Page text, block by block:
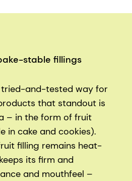
stable fillings
and-tested way for
that standout is
– in the form of fruit
in cake and cookies).
filling remains heat-
its firm and
and mouthfeel –